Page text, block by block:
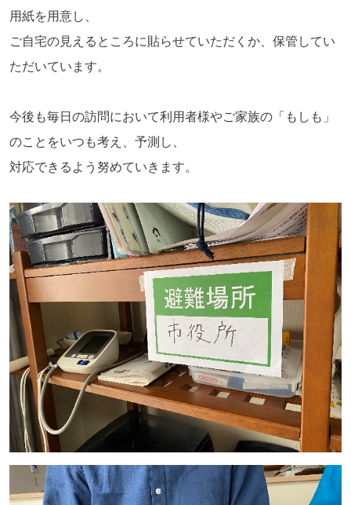
用紙を用意し、
ご自宅の見えるところに貼らせていただくか、保管してい
ただいています。
今後も毎日の訪問において利用者様やご家族の「もしも」
のことをいつも考え、予測し、
対応できるよう努めていきます。